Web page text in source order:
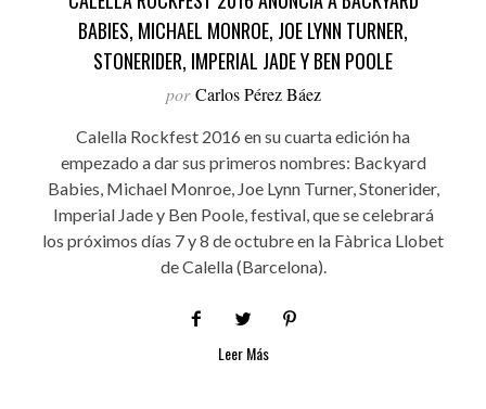
BABIES, MICHAEL MONROE, JOE LYNN TURNER,
STONERIDER, IMPERIAL JADE Y BEN POOLE
por Carlos Pérez Báez
Calella Rockfest 2016 en su cuarta edición ha
empezado a dar sus primeros nombres: Backyard
Babies, Michael Monroe, Joe Lynn Turner, Stonerider,
Imperial Jade y Ben Poole, festival, que se celebrará
los próximos días 7 y 8 de octubre en la Fàbrica Llobet
de Calella (Barcelona).
Leer Más